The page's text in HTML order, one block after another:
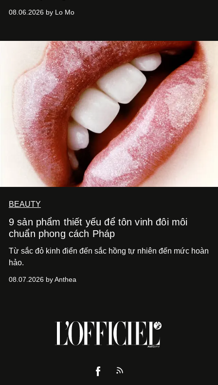
08.06.2026 by Lo Mo
BEAUTY
9 sản phẩm thiết yếu để tôn vinh đôi môi
chuẩn phong cách Pháp
Từ sắc đỏ kinh điển đến sắc hồng tự nhiên đến mức hoàn
hảo.
08.07.2026 by Anthea